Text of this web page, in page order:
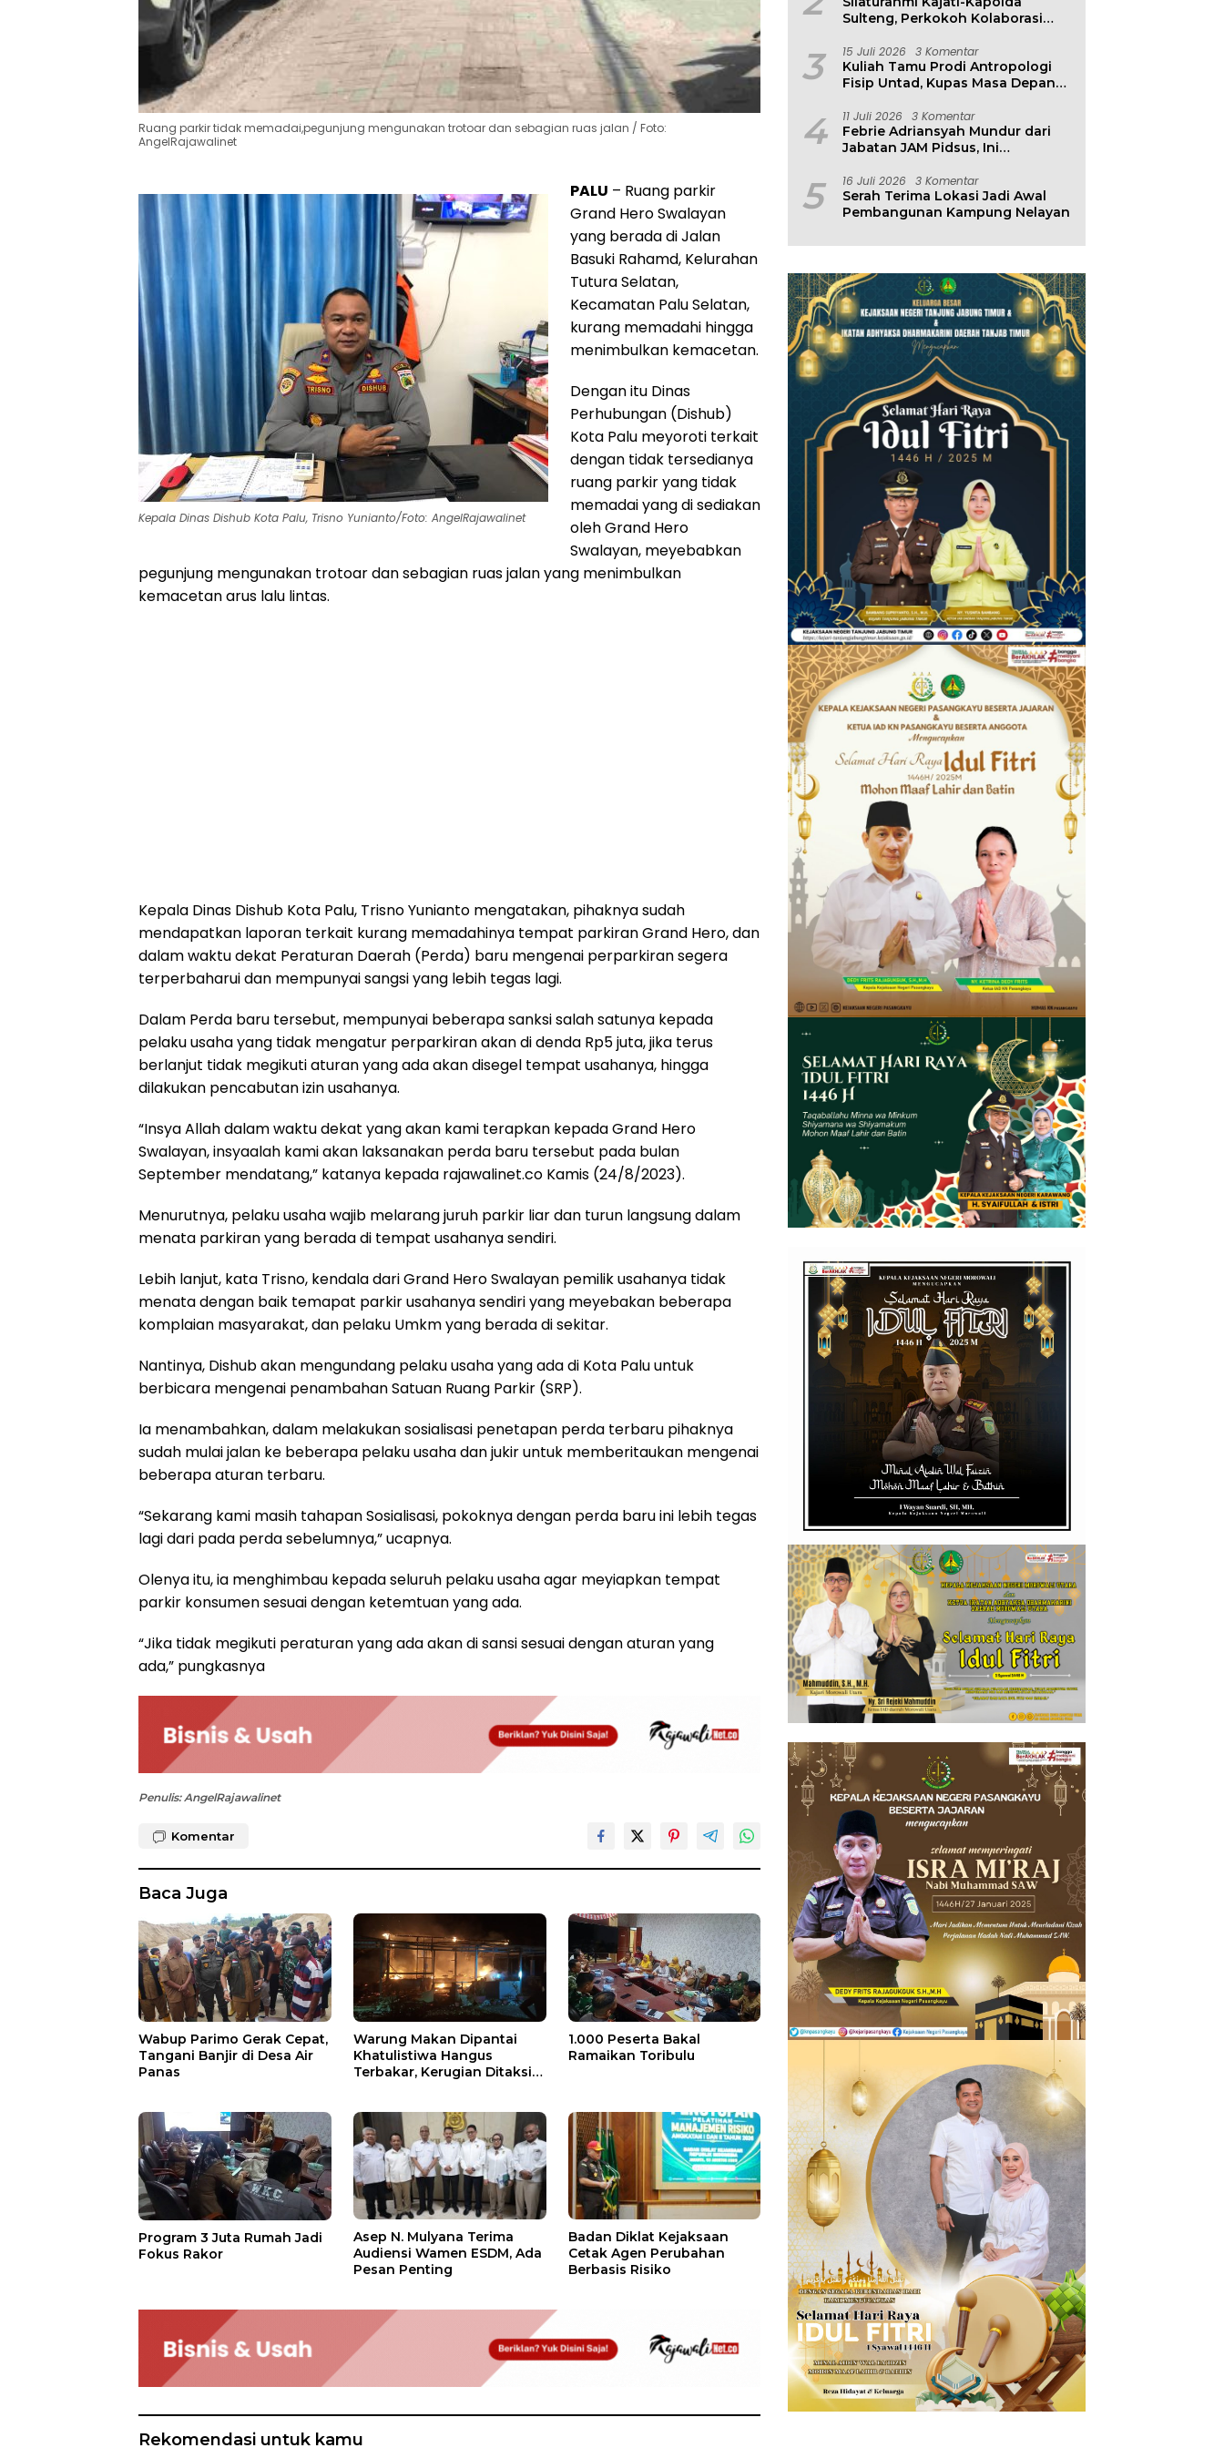
Ruang parkir tidak memadai,pegunjung mengunakan trotoar dan sebagian ruas jalan / Foto:
AngelRajawalinet
Kepala Dinas Dishub Kota Palu, Trisno Yunianto/Foto: AngelRajawalinet
PALU – Ruang parkir
Grand Hero Swalayan
yang berada di Jalan
Basuki Rahamd, Kelurahan
Tutura Selatan,
Kecamatan Palu Selatan,
kurang memadahi hingga
menimbulkan kemacetan.
Dengan itu Dinas
Perhubungan (Dishub)
Kota Palu meyoroti terkait
dengan tidak tersedianya
ruang parkir yang tidak
memadai yang di sediakan
oleh Grand Hero
Swalayan, meyebabkan
pegunjung mengunakan trotoar dan sebagian ruas jalan yang menimbulkan
kemacetan arus lalu lintas.
Kepala Dinas Dishub Kota Palu, Trisno Yunianto mengatakan, pihaknya sudah
mendapatkan laporan terkait kurang memadahinya tempat parkiran Grand Hero, dan
dalam waktu dekat Peraturan Daerah (Perda) baru mengenai perparkiran segera
terperbaharui dan mempunyai sangsi yang lebih tegas lagi.
Dalam Perda baru tersebut, mempunyai beberapa sanksi salah satunya kepada
pelaku usaha yang tidak mengatur perparkiran akan di denda Rp5 juta, jika terus
berlanjut tidak megikuti aturan yang ada akan disegel tempat usahanya, hingga
dilakukan pencabutan izin usahanya.
“Insya Allah dalam waktu dekat yang akan kami terapkan kepada Grand Hero
Swalayan, insyaalah kami akan laksanakan perda baru tersebut pada bulan
September mendatang,” katanya kepada rajawalinet.co Kamis (24/8/2023).
Menurutnya, pelaku usaha wajib melarang juruh parkir liar dan turun langsung dalam
menata parkiran yang berada di tempat usahanya sendiri.
Lebih lanjut, kata Trisno, kendala dari Grand Hero Swalayan pemilik usahanya tidak
menata dengan baik temapat parkir usahanya sendiri yang meyebakan beberapa
komplaian masyarakat, dan pelaku Umkm yang berada di sekitar.
Nantinya, Dishub akan mengundang pelaku usaha yang ada di Kota Palu untuk
berbicara mengenai penambahan Satuan Ruang Parkir (SRP).
Ia menambahkan, dalam melakukan sosialisasi penetapan perda terbaru pihaknya
sudah mulai jalan ke beberapa pelaku usaha dan jukir untuk memberitaukan mengenai
beberapa aturan terbaru.
“Sekarang kami masih tahapan Sosialisasi, pokoknya dengan perda baru ini lebih tegas
lagi dari pada perda sebelumnya,” ucapnya.
Olenya itu, ia menghimbau kepada seluruh pelaku usaha agar meyiapkan tempat
parkir konsumen sesuai dengan ketemtuan yang ada.
“Jika tidak megikuti peraturan yang ada akan di sansi sesuai dengan aturan yang
ada,” pungkasnya
Penulis: AngelRajawalinet
Komentar
Baca Juga
Wabup Parimo Gerak Cepat,
Tangani Banjir di Desa Air
Panas
Warung Makan Dipantai
Khatulistiwa Hangus
Terbakar, Kerugian Ditaksir
1.000 Peserta Bakal
Ramaikan Toribulu
Program 3 Juta Rumah Jadi
Fokus Rakor
Asep N. Mulyana Terima
Audiensi Wamen ESDM, Ada
Pesan Penting
Badan Diklat Kejaksaan
Cetak Agen Perubahan
Berbasis Risiko
Rekomendasi untuk kamu
Sulteng, Perkokoh Kolaborasi
3 15 Juli 2026 3 Komentar
Kuliah Tamu Prodi Antropologi
Fisip Untad, Kupas Masa Depan
Lingkungan
4 11 Juli 2026 3 Komentar
Febrie Adriansyah Mundur dari
Jabatan JAM Pidsus, Ini
5 16 Juli 2026 3 Komentar
Serah Terima Lokasi Jadi Awal
Pembangunan Kampung Nelayan